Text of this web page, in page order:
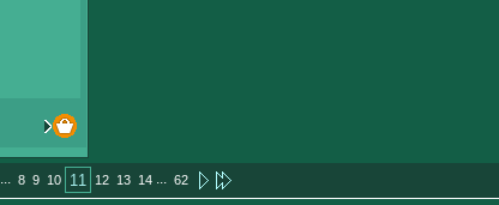
... 8 9 10 11 12 13 14 ... 62